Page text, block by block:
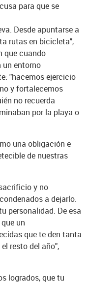
para que se
Desde apuntarse a
rutas en bicicleta",
que cuando
entorno
"hacemos ejercicio
y fortalecemos
no recuerda
por la playa o
una obligación e
de nuestras
y no
a dejarlo.
personalidad. De esa
un
que te den tanta
resto del año",
logrados, que tu